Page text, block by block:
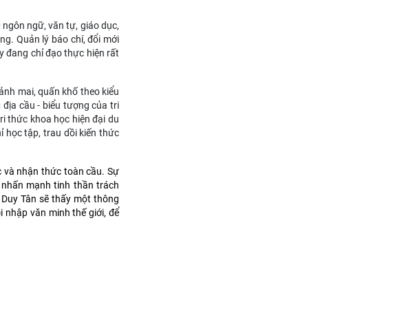
ngữ, văn tự, giáo dục,
Quản lý báo chí, đổi mới
đang chỉ đạo thực hiện rất
mai, quấn khố theo kiểu
cầu - biểu tượng của tri
thức khoa học hiện đại du
học tập, trau dồi kiến thức
và nhận thức toàn cầu. Sự
mạnh tinh thần trách
Tân sẽ thấy một thông
nhập văn minh thế giới, để